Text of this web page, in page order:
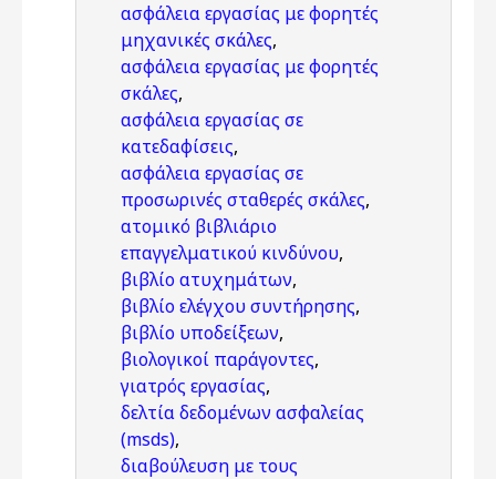
ασφάλεια εργασίας με φορητές
μηχανικές σκάλες,
ασφάλεια εργασίας με φορητές
σκάλες,
ασφάλεια εργασίας σε
κατεδαφίσεις,
ασφάλεια εργασίας σε
προσωρινές σταθερές σκάλες,
ατομικό βιβλιάριο
επαγγελματικού κινδύνου,
βιβλίο ατυχημάτων,
βιβλίο ελέγχου συντήρησης,
βιβλίο υποδείξεων,
βιολογικοί παράγοντες,
γιατρός εργασίας,
δελτία δεδομένων ασφαλείας
(msds),
διαβούλευση με τους